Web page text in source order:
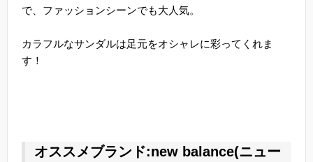
で、ファッションシーンでも大人気。
カラフルなサンダルは足元をオシャレに彩ってくれま
す！
オススメブランド:new balance(ニュー